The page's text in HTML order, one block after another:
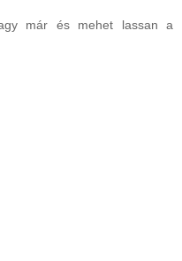
már és mehet lassan a